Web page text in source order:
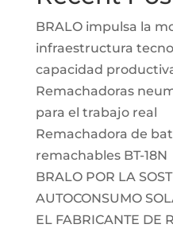
BRALO impulsa la
infraestructura
capacidad
Remachadoras
para el trabajo real
Remachadora de
remachables BT-18N
BRALO POR LA
AUTOCONSUMO
EL FABRICANTE DE